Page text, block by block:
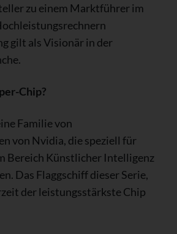
zu einem Marktführer im
gilt als Visionär in der
Chip?
Familie von
von Nvidia, die speziell für
Bereich Künstlicher Intelligenz
Das Flaggschiff dieser Serie,
der leistungsstärkste Chip